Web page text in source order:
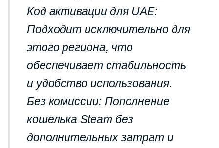
Код активации для UAE:
Подходит исключительно для
этого региона, что
обеспечивает стабильность
и удобство использования.
Без комиссии: Пополнение
кошелька Steam без
дополнительных затрат и